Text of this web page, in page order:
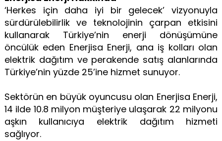
‘Herkes için daha iyi bir gelecek’ vizyonuyla
sürdürülebilirlik ve teknolojinin çarpan etkisini
kullanarak Türkiye’nin enerji dönüşümüne
öncülük eden Enerjisa Enerji, ana iş kolları olan
elektrik dağıtım ve perakende satış alanlarında
Türkiye’nin yüzde 25’ine hizmet sunuyor.
Sektörün en büyük oyuncusu olan Enerjisa Enerji,
14 ilde 10.8 milyon müşteriye ulaşarak 22 milyonu
aşkın kullanıcıya elektrik dağıtım hizmeti
sağlıyor.